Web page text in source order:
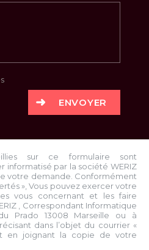
ENVOYER
sur ce formulaire sont
informatisé par la société WERIZ
votre demande. Conformément
», Vous pouvez exercer votre
vous concernant et les faire
, Correspondant Informatique
Prado 13008 Marseille ou à
dans l’objet du courrier «
en joignant la copie de votre